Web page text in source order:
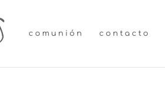
comunión contacto